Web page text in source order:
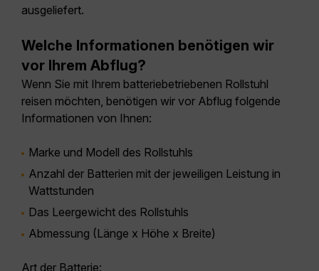
ausgeliefert.
Welche Informationen benötigen wir
vor Ihrem Abflug?
Wenn Sie mit Ihrem batteriebetriebenen Rollstuhl
reisen möchten, benötigen wir vor Abflug folgende
Informationen von Ihnen:
Marke und Modell des Rollstuhls
Anzahl der Batterien mit der jeweiligen Leistung in
Wattstunden
Das Leergewicht des Rollstuhls
Abmessung (Länge x Höhe x Breite)
Art der Batterie: